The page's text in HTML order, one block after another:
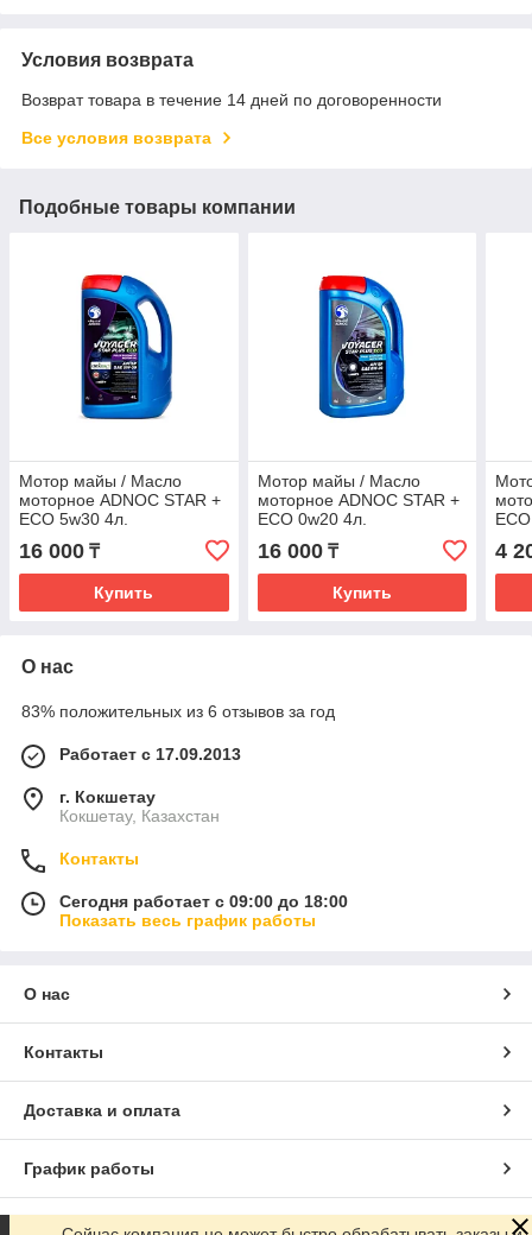
Условия возврата
Возврат товара в течение 14 дней по договоренности
Все условия возврата
Подобные товары компании
Мотор майы / Масло
моторное ADNOC STAR +
ECO 5w30 4л.
16 000 ₸
Купить
Мотор майы / Масло
моторное ADNOC STAR +
ECO 0w20 4л.
16 000₸
Купить
4
О нас
83% положительных из 6 отзывов за год
Работает с 17.09.2013
г. Кокшетау
Кокшетау, Казахстан
Контакты
Сегодня работает с 09:00 до 18:00
Показать весь график работы
О нас
Контакты
Доставка и оплата
График работы
Полная версия сайта